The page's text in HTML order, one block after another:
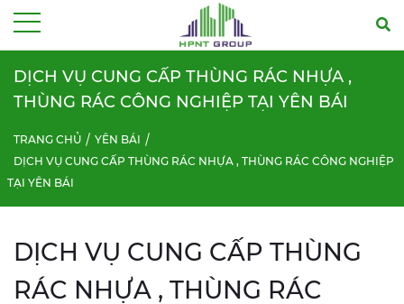
DỊCH VỤ CUNG CẤP THÙNG RÁC NHỰA ,
THÙNG RÁC CÔNG NGHIỆP TẠI YÊN BÁI
TRANG CHỦ
YÊN BÁI
DỊCH VỤ CUNG CẤP THÙNG RÁC NHỰA , THÙNG RÁC CÔNG NGHIỆP
TẠI YÊN BÁI
DỊCH VỤ CUNG CẤP THÙNG
RÁC NHỰA , THÙNG RÁC